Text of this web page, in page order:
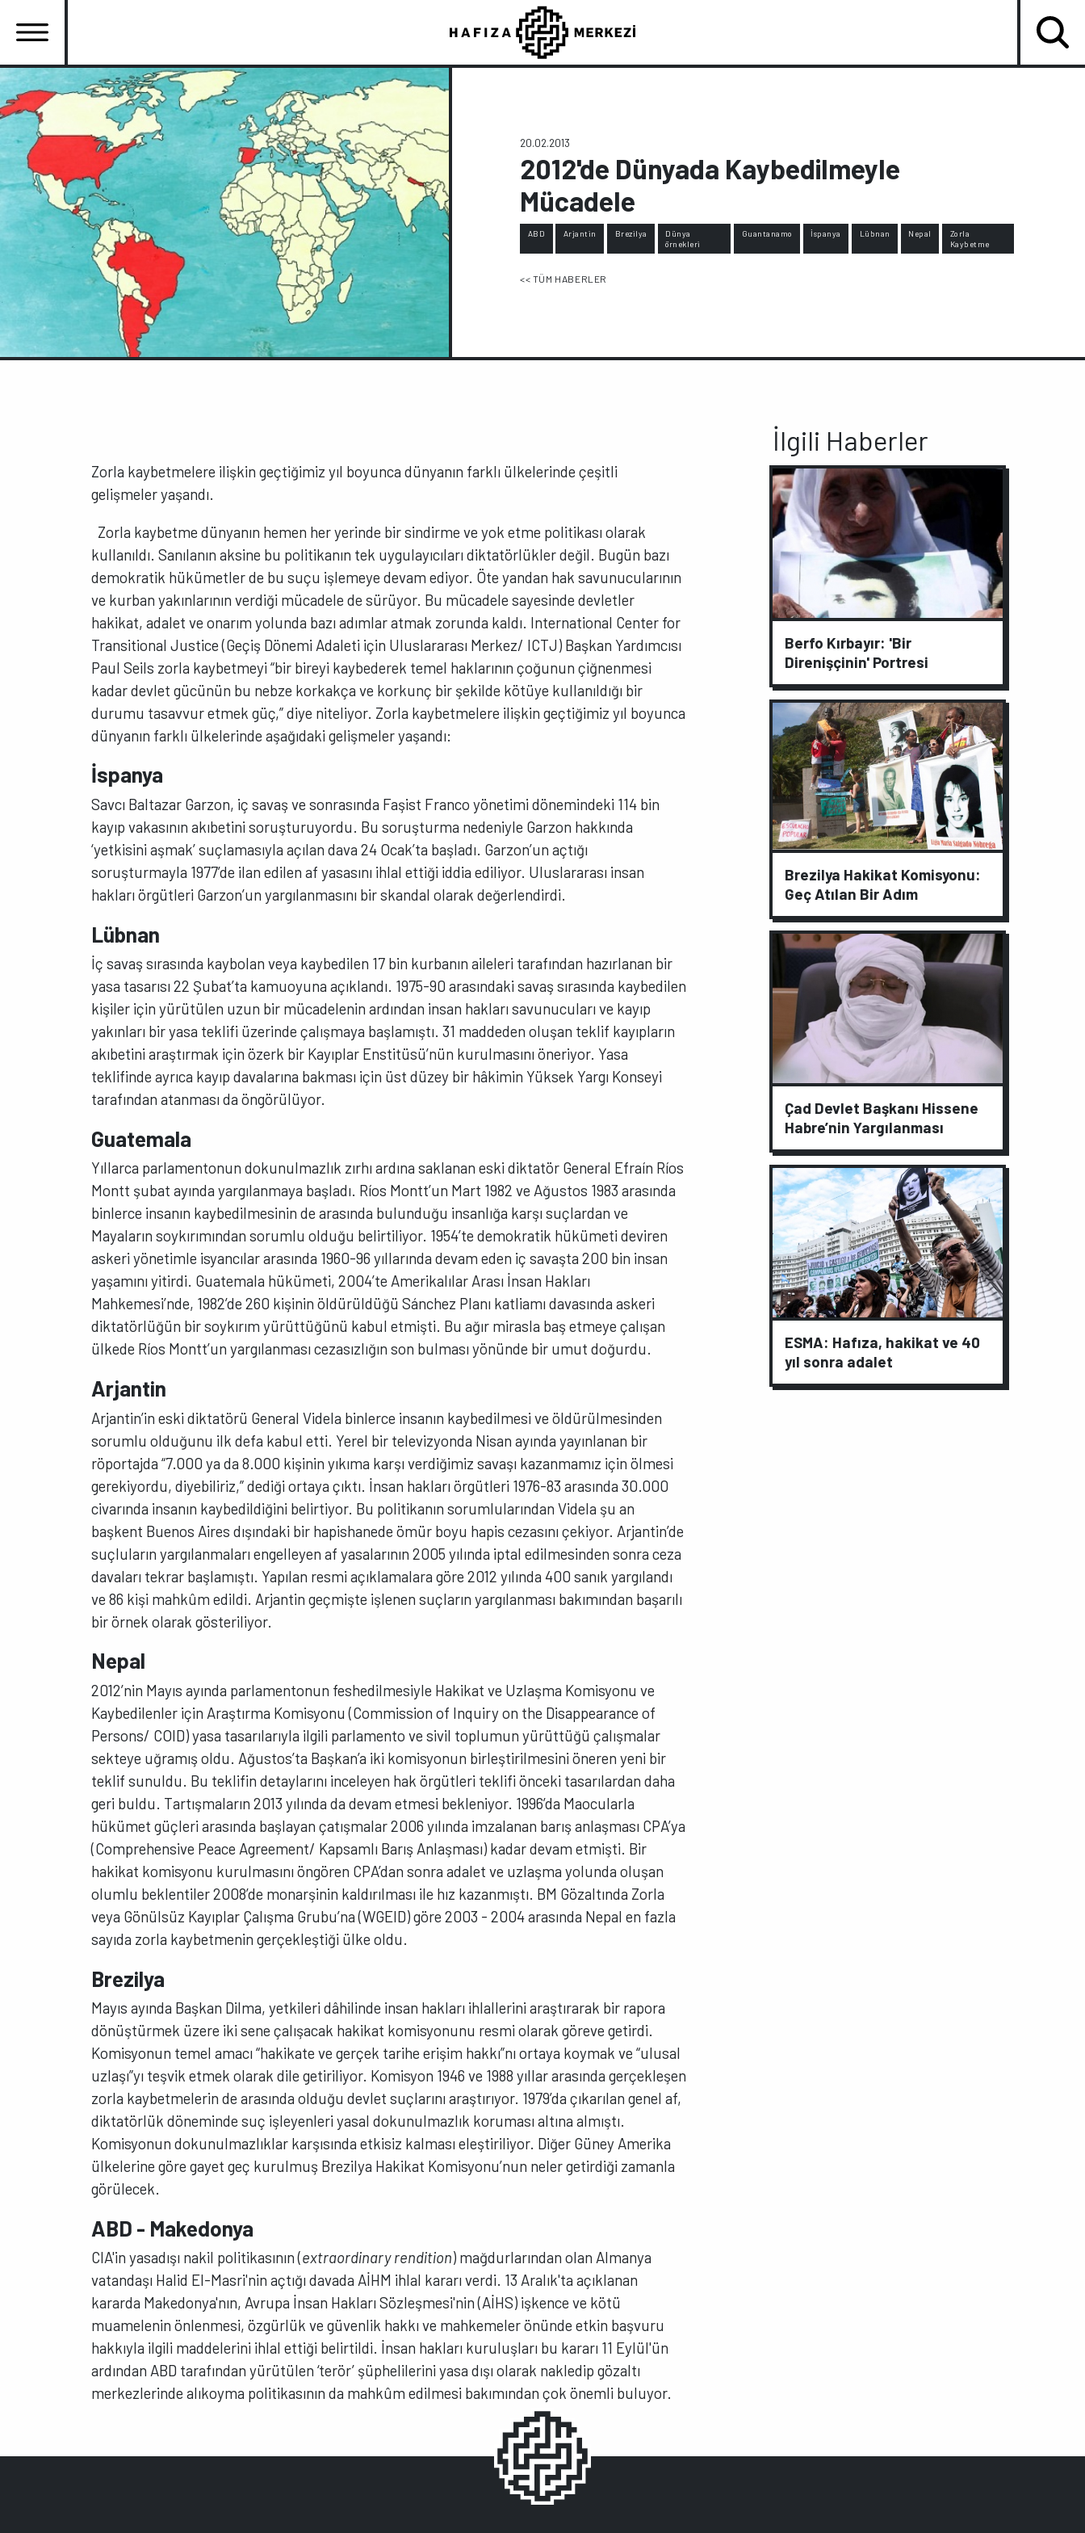
atla
Ana
gezinti
menüsü
20.02.2013
2012'de Dünyada Kaybedilmeyle
Mücadele
ABD Arjantin Brezilya
Dünya
örnekleri
Guantanamo İspanya Lübnan Nepal
Zorla
Kaybetme
<< TÜM HABERLER
Zorla kaybetmelere ilişkin geçtiğimiz yıl boyunca dünyanın farklı ülkelerinde çeşitli
gelişmeler yaşandı.
Zorla kaybetme dünyanın hemen her yerinde bir sindirme ve yok etme politikası olarak
kullanıldı. Sanılanın aksine bu politikanın tek uygulayıcıları diktatörlükler değil. Bugün bazı
demokratik hükümetler de bu suçu işlemeye devam ediyor. Öte yandan hak savunucularının
ve kurban yakınlarının verdiği mücadele de sürüyor. Bu mücadele sayesinde devletler
hakikat, adalet ve onarım yolunda bazı adımlar atmak zorunda kaldı. International Center for
Transitional Justice (Geçiş Dönemi Adaleti için Uluslararası Merkez/ ICTJ) Başkan Yardımcısı
Paul Seils zorla kaybetmeyi “bir bireyi kaybederek temel haklarının çoğunun çiğnenmesi
kadar devlet gücünün bu nebze korkakça ve korkunç bir şekilde kötüye kullanıldığı bir
durumu tasavvur etmek güç,” diye niteliyor. Zorla kaybetmelere ilişkin geçtiğimiz yıl boyunca
dünyanın farklı ülkelerinde aşağıdaki gelişmeler yaşandı:
İspanya
Savcı Baltazar Garzon, iç savaş ve sonrasında Faşist Franco yönetimi dönemindeki 114 bin
kayıp vakasının akıbetini soruşturuyordu. Bu soruşturma nedeniyle Garzon hakkında
‘yetkisini aşmak’ suçlamasıyla açılan dava 24 Ocak’ta başladı. Garzon’un açtığı
soruşturmayla 1977’de ilan edilen af yasasını ihlal ettiği iddia ediliyor. Uluslararası insan
hakları örgütleri Garzon’un yargılanmasını bir skandal olarak değerlendirdi.
Lübnan
İç savaş sırasında kaybolan veya kaybedilen 17 bin kurbanın aileleri tarafından hazırlanan bir
yasa tasarısı 22 Şubat’ta kamuoyuna açıklandı. 1975-90 arasındaki savaş sırasında kaybedilen
kişiler için yürütülen uzun bir mücadelenin ardından insan hakları savunucuları ve kayıp
yakınları bir yasa teklifi üzerinde çalışmaya başlamıştı. 31 maddeden oluşan teklif kayıpların
akıbetini araştırmak için özerk bir Kayıplar Enstitüsü’nün kurulmasını öneriyor. Yasa
teklifinde ayrıca kayıp davalarına bakması için üst düzey bir hâkimin Yüksek Yargı Konseyi
tarafından atanması da öngörülüyor.
Guatemala
Yıllarca parlamentonun dokunulmazlık zırhı ardına saklanan eski diktatör General Efraín Ríos
Montt şubat ayında yargılanmaya başladı. Ríos Montt’un Mart 1982 ve Ağustos 1983 arasında
binlerce insanın kaybedilmesinin de arasında bulunduğu insanlığa karşı suçlardan ve
Mayaların soykırımından sorumlu olduğu belirtiliyor. 1954’te demokratik hükümeti deviren
askeri yönetimle isyancılar arasında 1960-96 yıllarında devam eden iç savaşta 200 bin insan
yaşamını yitirdi. Guatemala hükümeti, 2004’te Amerikalılar Arası İnsan Hakları
Mahkemesi’nde, 1982’de 260 kişinin öldürüldüğü Sánchez Planı katliamı davasında askeri
diktatörlüğün bir soykırım yürüttüğünü kabul etmişti. Bu ağır mirasla baş etmeye çalışan
ülkede Ríos Montt’un yargılanması cezasızlığın son bulması yönünde bir umut doğurdu.
Arjantin
Arjantin’in eski diktatörü General Videla binlerce insanın kaybedilmesi ve öldürülmesinden
sorumlu olduğunu ilk defa kabul etti. Yerel bir televizyonda Nisan ayında yayınlanan bir
röportajda “7.000 ya da 8.000 kişinin yıkıma karşı verdiğimiz savaşı kazanmamız için ölmesi
gerekiyordu, diyebiliriz,” dediği ortaya çıktı. İnsan hakları örgütleri 1976-83 arasında 30.000
civarında insanın kaybedildiğini belirtiyor. Bu politikanın sorumlularından Videla şu an
başkent Buenos Aires dışındaki bir hapishanede ömür boyu hapis cezasını çekiyor. Arjantin’de
suçluların yargılanmaları engelleyen af yasalarının 2005 yılında iptal edilmesinden sonra ceza
davaları tekrar başlamıştı. Yapılan resmi açıklamalara göre 2012 yılında 400 sanık yargılandı
ve 86 kişi mahkûm edildi. Arjantin geçmişte işlenen suçların yargılanması bakımından başarılı
bir örnek olarak gösteriliyor.
Nepal
2012’nin Mayıs ayında parlamentonun feshedilmesiyle Hakikat ve Uzlaşma Komisyonu ve
Kaybedilenler için Araştırma Komisyonu (Commission of Inquiry on the Disappearance of
Persons/ COID) yasa tasarılarıyla ilgili parlamento ve sivil toplumun yürüttüğü çalışmalar
sekteye uğramış oldu. Ağustos’ta Başkan’a iki komisyonun birleştirilmesini öneren yeni bir
teklif sunuldu. Bu teklifin detaylarını inceleyen hak örgütleri teklifi önceki tasarılardan daha
geri buldu. Tartışmaların 2013 yılında da devam etmesi bekleniyor. 1996’da Maocularla
hükümet güçleri arasında başlayan çatışmalar 2006 yılında imzalanan barış anlaşması CPA’ya
(Comprehensive Peace Agreement/ Kapsamlı Barış Anlaşması) kadar devam etmişti. Bir
hakikat komisyonu kurulmasını öngören CPA’dan sonra adalet ve uzlaşma yolunda oluşan
olumlu beklentiler 2008’de monarşinin kaldırılması ile hız kazanmıştı. BM Gözaltında Zorla
veya Gönülsüz Kayıplar Çalışma Grubu’na (WGEID) göre 2003 - 2004 arasında Nepal en fazla
sayıda zorla kaybetmenin gerçekleştiği ülke oldu.
Brezilya
Mayıs ayında Başkan Dilma, yetkileri dâhilinde insan hakları ihlallerini araştırarak bir rapora
dönüştürmek üzere iki sene çalışacak hakikat komisyonunu resmi olarak göreve getirdi.
Komisyonun temel amacı “hakikate ve gerçek tarihe erişim hakkı”nı ortaya koymak ve “ulusal
uzlaşı”yı teşvik etmek olarak dile getiriliyor. Komisyon 1946 ve 1988 yıllar arasında gerçekleşen
zorla kaybetmelerin de arasında olduğu devlet suçlarını araştırıyor. 1979’da çıkarılan genel af,
diktatörlük döneminde suç işleyenleri yasal dokunulmazlık koruması altına almıştı.
Komisyonun dokunulmazlıklar karşısında etkisiz kalması eleştiriliyor. Diğer Güney Amerika
ülkelerine göre gayet geç kurulmuş Brezilya Hakikat Komisyonu’nun neler getirdiği zamanla
görülecek.
ABD - Makedonya
CIA'in yasadışı nakil politikasının (extraordinary rendition) mağdurlarından olan Almanya
vatandaşı Halid El-Masri'nin açtığı davada AİHM ihlal kararı verdi. 13 Aralık'ta açıklanan
kararda Makedonya'nın, Avrupa İnsan Hakları Sözleşmesi'nin (AİHS) işkence ve kötü
muamelenin önlenmesi, özgürlük ve güvenlik hakkı ve mahkemeler önünde etkin başvuru
hakkıyla ilgili maddelerini ihlal ettiği belirtildi. İnsan hakları kuruluşları bu kararı 11 Eylül'ün
ardından ABD tarafından yürütülen ‘terör’ şüphelilerini yasa dışı olarak nakledip gözaltı
merkezlerinde alıkoyma politikasının da mahkûm edilmesi bakımından çok önemli buluyor.
İlgili Haberler
Berfo Kırbayır: 'Bir
Direnişçinin' Portresi
Brezilya Hakikat Komisyonu:
Geç Atılan Bir Adım
Çad Devlet Başkanı Hissene
Habre’nin Yargılanması
ESMA: Hafıza, hakikat ve 40
yıl sonra adalet